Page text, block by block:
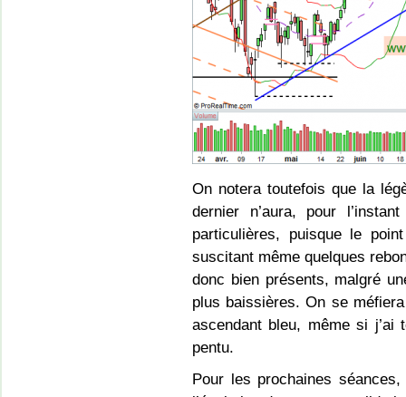
On notera toutefois que la
dernier n’aura, pour
particulières, puisque le
suscitant même quelques
donc bien présents, malgré
plus baissières. On se
ascendant bleu, même si
pentu.
Pour les prochaines